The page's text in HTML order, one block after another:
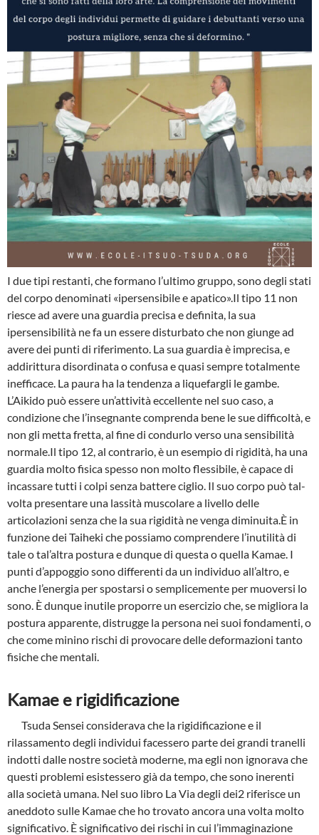
I due tipi restanti, che formano l’ultimo gruppo, sono degli stati
del corpo denominati «iper­sensibile e apatico».Il tipo 11 non
riesce ad avere una guardia precisa e definita, la sua
ipersensibilità ne fa un essere disturbato che non giunge ad
avere dei punti di riferimento. La sua guardia è im­precisa, e
addirittura disordinata o confusa e quasi sempre totalmente
inefficace. La paura ha la tendenza a liquefargli le gambe.
L’Aikido può essere un’attività eccellente nel suo caso, a
condizione che l’insegnante comprenda bene le sue difficoltà, e
non gli metta fretta, al fine di condurlo verso una sensibilità
normale.Il tipo 12, al contrario, è un esempio di rigidità, ha una
guardia molto fisica spesso non molto flessibile, è capace di
incassare tutti i colpi senza battere ciglio. Il suo corpo può tal­
volta presentare una lassità muscolare a livello delle
articolazioni senza che la sua rigidità ne venga diminuita.È in
funzione dei Taiheki che possiamo comprendere l’inutilità di
tale o tal’altra postura e dunque di questa o quella Kamae. I
punti d’appoggio sono differenti da un individuo all’al­tro, e
anche l’energia per spostarsi o semplicemente per muoversi lo
sono. È dunque inuti­le proporre un esercizio che, se migliora la
postura apparente, distrugge la persona nei suoi fondamenti, o
che come minino rischi di provocare delle deformazioni tanto
fisiche che mentali.
Kamae e rigidificazione
Tsuda Sensei considerava che la rigidificazione e il
rilassamento degli individui facessero parte dei grandi tranelli
indotti dalle nostre società moderne, ma egli non ignorava che
questi problemi esistessero già da tempo, che sono inerenti
alla società umana. Nel suo li­bro La Via degli dei2 riferisce un
aneddoto sulle Kamae che ho trovato ancora una volta molto
significativo. È significativo dei rischi in cui l’immaginazione